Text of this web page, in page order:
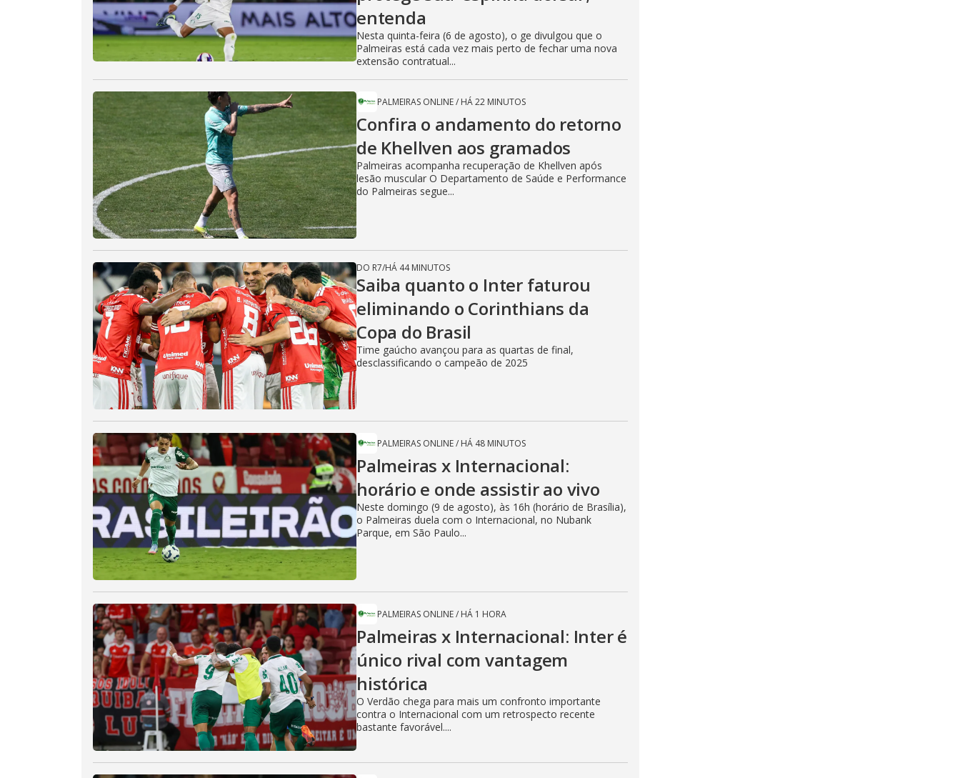
entenda
Nesta quinta-feira (6 de agosto), o ge divulgou que o
Palmeiras está cada vez mais perto de fechar uma nova
extensão contratual...
PALMEIRAS ONLINE/ HÁ 22 MINUTOS
Confira o andamento do retorno
de Khellven aos gramados
Palmeiras acompanha recuperação de Khellven após
lesão muscular O Departamento de Saúde e Performance
do Palmeiras segue...
DO R7/HÁ 44 MINUTOS
Saiba quanto o Inter faturou
eliminando o Corinthians da
Copa do Brasil
Time gaúcho avançou para as quartas de final,
desclassificando o campeão de 2025
PALMEIRAS ONLINE/ HÁ 48 MINUTOS
Palmeiras x Internacional:
horário e onde assistir ao vivo
Neste domingo (9 de agosto), às 16h (horário de Brasília),
o Palmeiras duela com o Internacional, no Nubank
Parque, em São Paulo...
PALMEIRAS ONLINE/ HÁ 1 HORA
Palmeiras x Internacional: Inter é
único rival com vantagem
histórica
O Verdão chega para mais um confronto importante
contra o Internacional com um retrospecto recente
bastante favorável....